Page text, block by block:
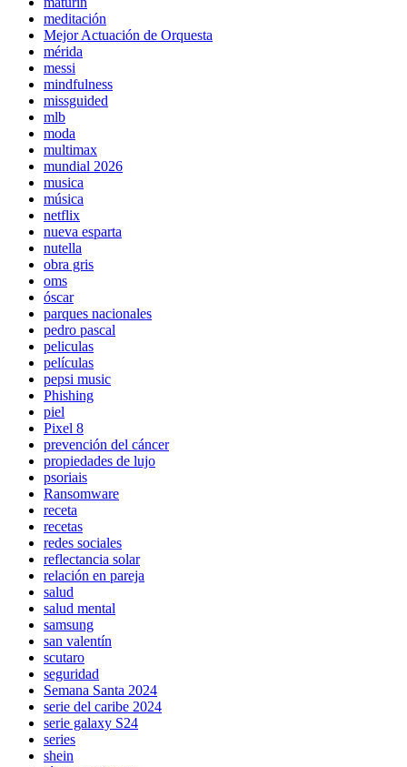
meditación
Mejor Actuación de Orquesta
mérida
messi
mindfulness
missguided
mlb
moda
multimax
mundial 2026
musica
música
netflix
nueva esparta
nutella
obra gris
oms
óscar
parques nacionales
pedro pascal
peliculas
películas
pepsi music
Phishing
piel
Pixel 8
prevención del cáncer
propiedades de lujo
psoriais
Ransomware
receta
recetas
redes sociales
reflectancia solar
relación en pareja
salud
salud mental
samsung
san valentín
scutaro
seguridad
Semana Santa 2024
serie del caribe 2024
serie galaxy S24
series
shein